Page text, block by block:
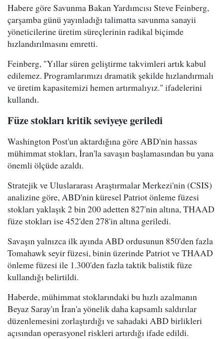
Habere göre Savunma Bakan Yardımcısı Steve Feinberg,
çarşamba günü yayınladığı talimatta savunma sanayii
yöneticilerine üretim süreçlerinin radikal biçimde
hızlandırılmasını emretti.
Feinberg, "Yıllar süren geliştirme takvimleri artık kabul
edilemez. Programlarımızı dramatik şekilde hızlandırmalı
ve üretim kapasitemizi hemen artırmalıyız." ifadelerini
kullandı.
Füze stokları kritik seviyeye geriledi
Washington Post'un aktardığına göre ABD'nin hassas
mühimmat stokları, İran'la savaşın başlamasından bu yana
önemli ölçüde azaldı.
Stratejik ve Uluslararası Araştırmalar Merkezi'nin (CSIS)
analizine göre, ABD'nin küresel Patriot önleme füzesi
stokları yaklaşık 2 bin 200 adetten 827'nin altına, THAAD
füze stokları ise 452'den 278'in altına geriledi.
Savaşın yalnızca ilk ayında ABD ordusunun 850'den fazla
Tomahawk seyir füzesi, binin üzerinde Patriot ve THAAD
önleme füzesi ile 1.300'den fazla taktik balistik füze
kullandığı belirtildi.
Haberde, mühimmat stoklarındaki bu hızlı azalmanın
Beyaz Saray'ın İran'a yönelik daha kapsamlı saldırılar
düzenlemesini zorlaştırdığı ve sahadaki ABD birlikleri
açısından operasyonel riskleri artırdığı ifade edildi.